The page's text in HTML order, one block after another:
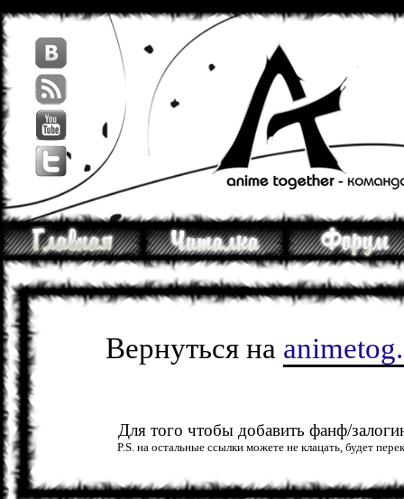
Вернуться на
Для того чтобы добавить фанф/
P.S. на остальные ссылки можете не клацать, будет